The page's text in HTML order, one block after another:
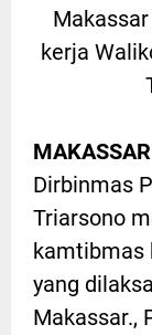
kerja
Dirbinmas
Triarsono
kamtibmas
yang
Makassar.,